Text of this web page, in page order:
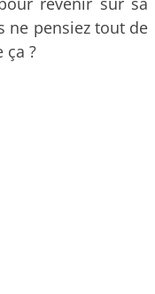
ne pensiez tout de
ça ?